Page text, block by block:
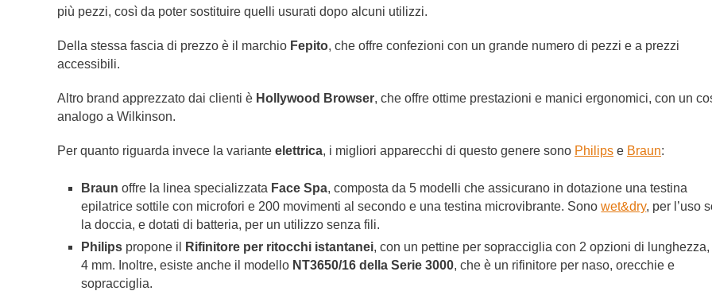
più pezzi, così da poter sostituire quelli usurati dopo alcuni utilizzi.
Della stessa fascia di prezzo è il marchio Fepito, che offre confezioni con un grande numero di pezzi e a prezzi
accessibili.
Altro brand apprezzato dai clienti è Hollywood Browser, che offre ottime prestazioni e manici ergonomici, con un
analogo a Wilkinson.
Per quanto riguarda invece la variante elettrica, i migliori apparecchi di questo genere sono Philips e Braun:
Braun offre la linea specializzata Face Spa, composta da 5 modelli che assicurano in dotazione una testina
epilatrice sottile con microfori e 200 movimenti al secondo e una testina microvibrante. Sonowet&dry, per l’uso
la doccia, e dotati di batteria, per un utilizzo senza fili.
Philips propone il Rifinitore per ritocchi istantanei, con un pettine per sopracciglia con 2 opzioni di lunghezza,
4 mm. Inoltre, esiste anche il modello NT3650/16 della Serie 3000, che è un rifinitore per naso, orecchie e
sopracciglia.